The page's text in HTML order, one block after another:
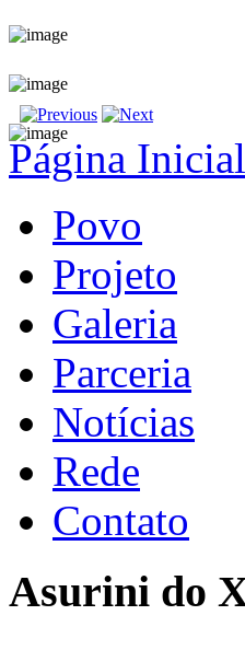
Página Inicial
Povo
Projeto
Galeria
Parceria
Notícias
Rede
Contato
Asurini do